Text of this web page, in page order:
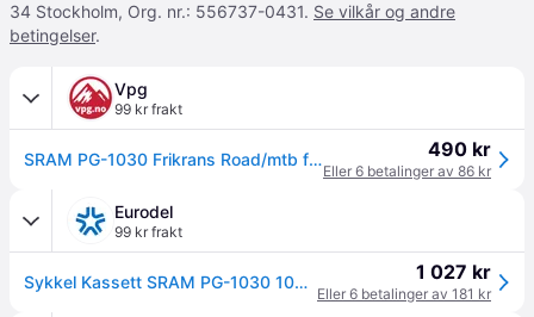
34 Stockholm, Org. nr.: 556737-0431. Se vilkår og andre
betingelser.
Vpg
99 kr frakt
SRAM PG-1030 Frikrans Road/mtb frikrans, 10-delt, 11-36T 490 kr
Eller 6 betalinger av 86 kr
Eurodel
99 kr frakt
Sykkel Kassett SRAM PG-1030 10S 11-36T 1 027 kr
Eller 6 betalinger av 181 kr